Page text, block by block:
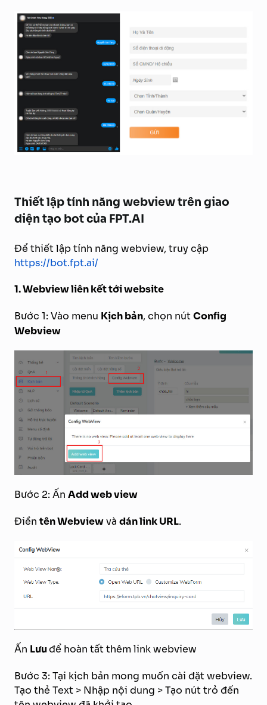
Thiết lập tính năng webview trên giao
diện tạo bot của FPT.AI
Để thiết lập tính năng webview, truy cập
https://bot.fpt.ai/
1. Webview liên kết tới website
Bước 1: Vào menu Kịch bản, chọn nútConfig
Webview
Bước 2: Ấn Add web view
Điền tên Webviewvà dán link URL.
Ấn Lưuđể hoàn tất thêm link webview
Bước 3: Tại kịch bản mong muốn cài đặt webview.
Tạo thẻ Text > Nhập nội dung > Tạo nút trỏ đến